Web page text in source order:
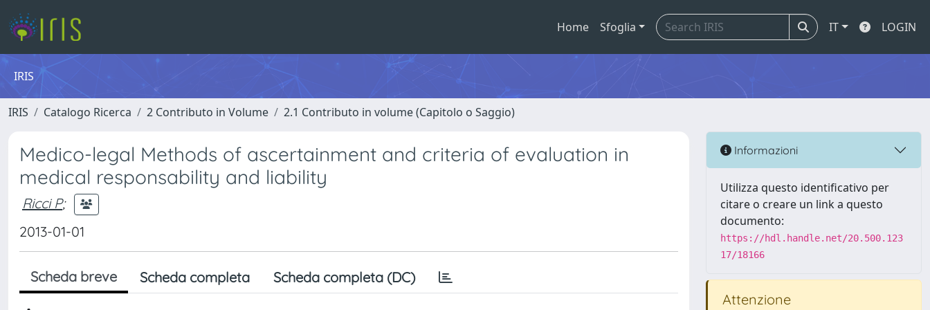
Home Sfoglia IT LOGIN
IRIS
IRIS Catalogo Ricerca 2 Contributo in Volume 2.1 Contributo in volume (Capitolo o Saggio)
Medico-legal Methods of ascertainment and criteria of evaluation in
medical responsability and liability
Ricci P;
2013-01-01
Scheda breve Scheda completa Scheda completa (DC)
Informazioni
Utilizza questo identificativo per
citare o creare un link a questo
documento:
https://hdl.handle.net/20.500.123
17/18166
Attenzione